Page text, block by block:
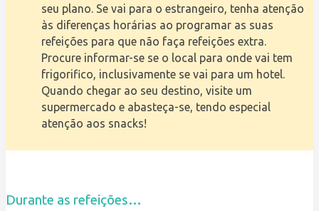
seu plano. Se vai para o estrangeiro, tenha atenção
às diferenças horárias ao programar as suas
refeições para que não faça refeições extra.
Procure informar-se se o local para onde vai tem
frigorifico, inclusivamente se vai para um hotel.
Quando chegar ao seu destino, visite um
supermercado e abasteça-se, tendo especial
atenção aos snacks!
Durante as refeições…